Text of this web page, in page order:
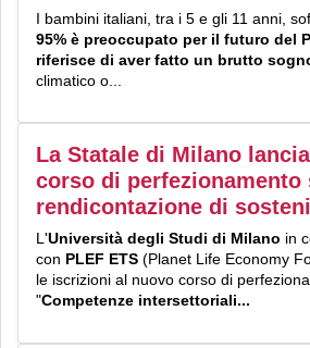
I bambini italiani, tra i 5 e gli 11 anni,
95% è preoccupato per il futuro del
riferisce di aver fatto un brutto
climatico o...
La Statale di Milano
corso di perfezionamento
rendicontazione di
L'Università degli Studi di Milano in
con PLEF ETS (Planet Life Economy
le iscrizioni al nuovo corso di
"Competenze intersettoriali...